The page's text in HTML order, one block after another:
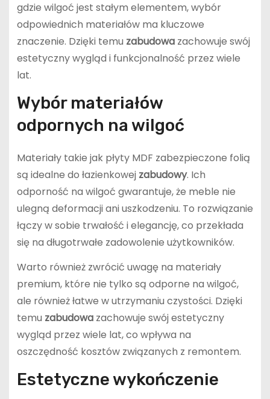
gdzie wilgoć jest stałym elementem, wybór
odpowiednich materiałów ma kluczowe
znaczenie. Dzięki temu zabudowazachowuje swój
estetyczny wygląd i funkcjonalność przez wiele
lat.
Wybór materiałów
odpornych na wilgoć
Materiały takie jak płyty MDF zabezpieczone folią
są idealne do łazienkowej zabudowy. Ich
odporność na wilgoć gwarantuje, że meble nie
ulegną deformacji ani uszkodzeniu. To rozwiązanie
łączy w sobie trwałość i elegancję, co przekłada
się na długotrwałe zadowolenie użytkowników.
Warto również zwrócić uwagę na materiały
premium, które nie tylko są odporne na wilgoć,
ale również łatwe w utrzymaniu czystości. Dzięki
temu zabudowazachowuje swój estetyczny
wygląd przez wiele lat, co wpływa na
oszczędność kosztów związanych z remontem.
Estetyczne wykończenie